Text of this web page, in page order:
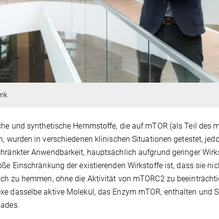
und synthetische Hemmstoffe, die auf mTOR (als Teil des
wurden in verschiedenen klinischen Situationen getestet,
Anwendbarkeit, hauptsächlich aufgrund geringer
Einschränkung der existierenden Wirkstoffe ist, dass sie
zu hemmen, ohne die Aktivität von mTORC2 zu
dasselbe aktive Molekül, das Enzym mTOR, enthalten und